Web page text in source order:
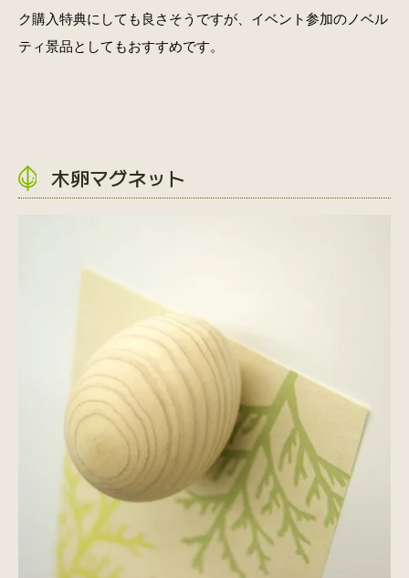
ク購入特典にしても良さそうですが、イベント参加のノベル
ティ景品としてもおすすめです。
木卵マグネット